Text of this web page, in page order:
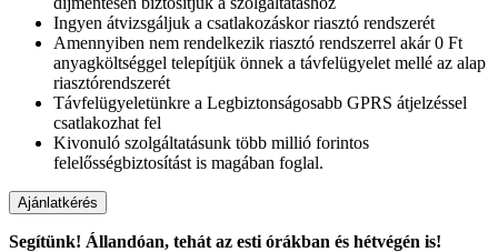
Ingyen átvizsgáljuk a csatlakozáskor riasztó rendszerét
Amennyiben nem rendelkezik riasztó rendszerrel akár 0 Ft
anyagköltséggel telepítjük önnek a távfelügyelet mellé az alap
riasztórendszerét
Távfelügyeletünkre a Legbiztonságosabb GPRS átjelzéssel
csatlakozhat fel
Kivonuló szolgáltatásunk több millió forintos
felelősségbiztosítást is magában foglal.
Segítünk! Állandóan, tehát az esti órákban és hétvégén is!